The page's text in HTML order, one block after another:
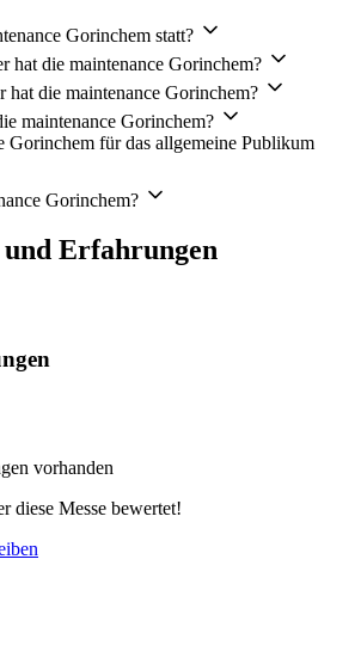
Gorinchem statt?
hat die maintenance Gorinchem?
hat die maintenance Gorinchem?
maintenance Gorinchem?
Gorinchem für das allgemeine Publikum
Gorinchem?
Erfahrungen
vorhanden
diese Messe bewertet!